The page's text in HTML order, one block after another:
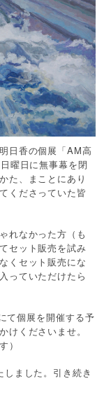
日香の個展「AM高
曜日に無事幕を閉
た、まことにあり
くださっていた皆
れなかった方（も
セット販売を試み
くセット販売にな
っていただけたら
て個展を開催する予
けくださいませ。
）
ました。引き続き